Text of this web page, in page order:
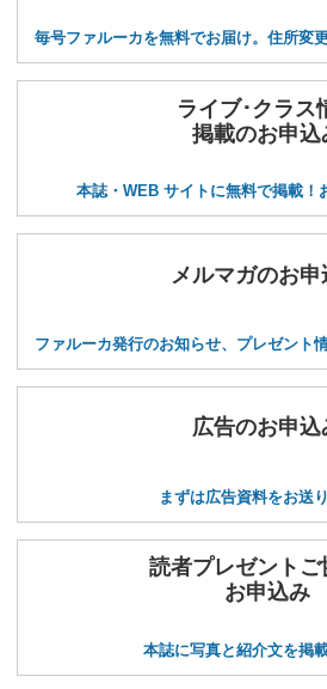
毎号ファルーカを無料でお届け。住所変
ライブ･クラス
掲載のお申込
本誌・WEB サイトに無料で掲載！
メルマガのお申
ファルーカ発行のお知らせ、プレゼント
広告のお申込
まずは広告資料をお送
読者プレゼントご
お申込み
本誌に写真と紹介文を掲